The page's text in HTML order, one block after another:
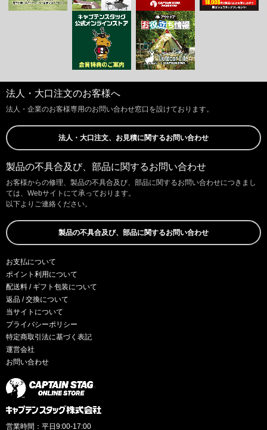
法人・大口注文のお客様へ
法人・企業のお客様専用のお問い合わせ窓口を設けております。
法人・大口注文、お見積に関するお問い合わせ
製品の不具合及び、部品に関するお問い合わせ
お客様からの修理、製品の不具合及び、部品に関するお問い合わせにつきまし
ては、Webサイトにて承っております。
以下よりご連絡ください。
製品の不具合及び、部品に関するお問い合わせ
お支払について
ポイント利用について
配送料 / ギフト包装について
返品 / 交換について
当サイトについて
プライバシーポリシー
特定商取引法に基づく表記
運営会社
お問い合わせ
営業時間：平日9:00-17:00